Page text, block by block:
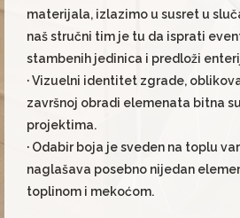
materijala, izlazimo u susret u
naš stručni tim je tu da isprati
stambenih jedinica i predloži
· Vizuelni identitet zgrade,
završnoj obradi elemenata bitna
projektima.
· Odabir boja je sveden na toplu
naglašava posebno nijedan
toplinom i mekoćom.